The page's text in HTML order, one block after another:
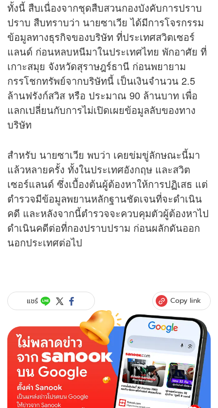
ทั้งนี้ สืบเนื่องจากชุดสืบสวนกองบังคับการปราบ
ปราบ สืบทราบว่า นายซาเวีย ได้มีการโจรกรรม
ข้อมูลทางธุรกิจของบริษัท ที่ประเทศสวิตเซอร์
แลนด์ ก่อนหลบหนีมาในประเทศไทย พักอาศัย ที่
เกาะสมุย จังหวัดสุราษฎร์ธานี ก่อนพยายาม
กรรโชกทรัพย์จากบริษัทนี้ เป็นเงินจำนวน 2.5
ล้านฟรังก์สวิส หรือ ประมาณ 90 ล้านบาท เพื่อ
แลกเปลี่ยนกับการไม่เปิดเผยข้อมูลลับของทาง
บริษัท
สำหรับ นายซาเวีย พบว่า เคยข่มขู่ลักษณะนี้มา
แล้วหลายครั้ง ทั้งในประเทศอังกฤษ และสวิต
เซอร์แลนด์ ซึ่งเบื้องต้นผู้ต้องหาให้การปฏิเสธ แต่
ตำรวจมีข้อมูลพยานหลักฐานชัดเจนที่จะดำเนิน
คดี และหลังจากนี้ตำรวจจะควบคุมตัวผู้ต้องหาไป
ดำเนินคดีต่อที่กองปราบปราม ก่อนผลักดันออก
นอกประเทศต่อไป
แชร์ Copy link